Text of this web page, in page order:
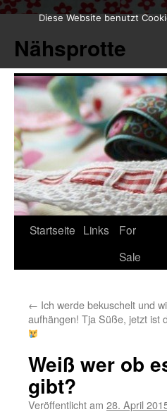
springen
Nähsprotte
Startseite Links
For
Sale
← Ich werde bekuschelt und
aufhängen! Tja Süße, jetzt ist
Weiß wer ob
gibt?
Veröffentlicht am 28. April
Diese Website benutzt